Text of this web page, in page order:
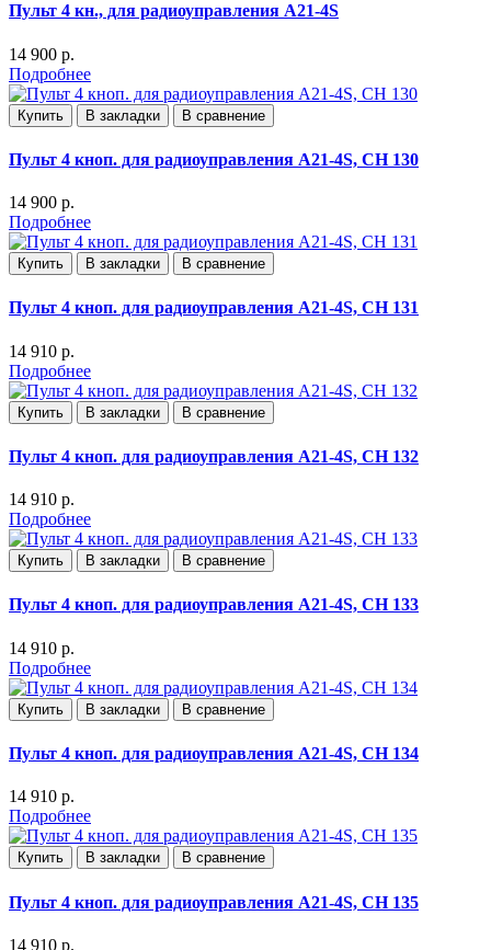
Пульт 4 кн., для радиоуправления А21-4S
14 900 р.
Подробнее
Купить В закладки В сравнение
Пульт 4 кноп. для радиоуправления А21-4S, СН 130
14 900 р.
Подробнее
Купить В закладки В сравнение
Пульт 4 кноп. для радиоуправления А21-4S, СН 131
14 910 р.
Подробнее
Купить В закладки В сравнение
Пульт 4 кноп. для радиоуправления А21-4S, СН 132
14 910 р.
Подробнее
Купить В закладки В сравнение
Пульт 4 кноп. для радиоуправления А21-4S, СН 133
14 910 р.
Подробнее
Купить В закладки В сравнение
Пульт 4 кноп. для радиоуправления А21-4S, СН 134
14 910 р.
Подробнее
Купить В закладки В сравнение
Пульт 4 кноп. для радиоуправления А21-4S, СН 135
14 910 р.